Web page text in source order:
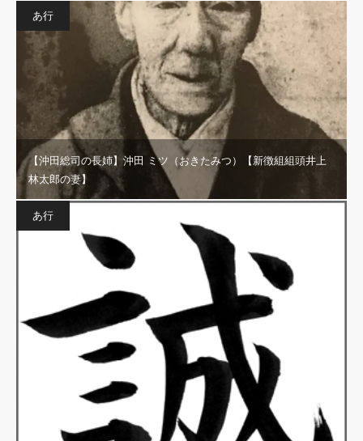
あ行
【沖田総司の長姉】沖田 ミツ（おきたみつ）【新徴組組頭井上
林太郎の妻】
あ行